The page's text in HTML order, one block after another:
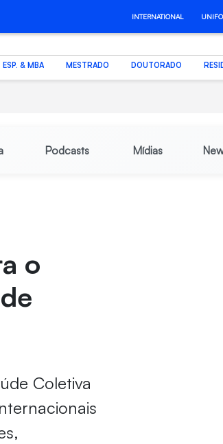
INTERNATIONAL
ESP. & MBA MESTRADO DOUTORADO
Podcasts Mídias
o
Coletiva